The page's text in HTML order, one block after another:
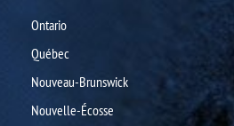
Ontario
Québec
Nouveau-Brunswick
Nouvelle-Écosse